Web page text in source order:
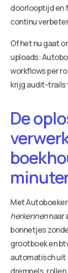
doorlooptijd en
continu
Of het nu gaat
uploads:
workflows per
krijg audit-trails
De
Met
herkennennaar
bonnetjes
grootboek en
automatisch uit
drempels,